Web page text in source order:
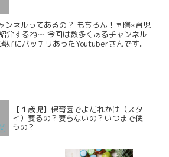
ンネルってあるの？ もちろん！国際×育児
介するね〜 今回は数多くあるチャンネル
好にバッチリあったYoutuberさんです。
【１歳児】保育園でよだれかけ（スタ
イ）要るの？要らないの？いつまで使
うの？